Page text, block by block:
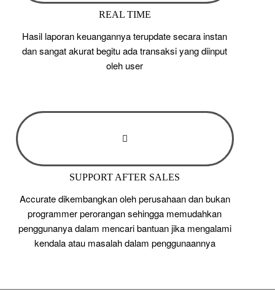
REAL TIME
Hasil laporan keuangannya terupdate secara instan
dan sangat akurat begitu ada transaksi yang diinput
oleh user
SUPPORT AFTER SALES
Accurate dikembangkan oleh perusahaan dan bukan
programmer perorangan sehingga memudahkan
penggunanya dalam mencari bantuan jika mengalami
kendala atau masalah dalam penggunaannya